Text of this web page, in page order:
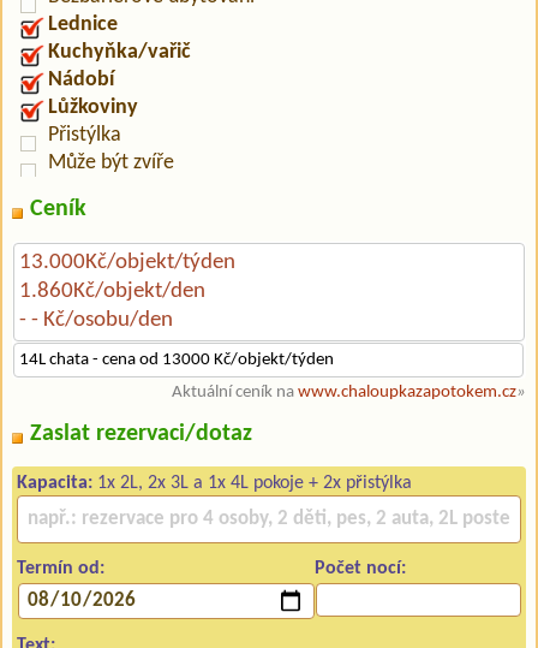
Lednice
Kuchyňka/vařič
Nádobí
Lůžkoviny
Přistýlka
Může být zvíře
Ceník
13.000Kč/objekt/týden
1.860Kč/objekt/den
- - Kč/osobu/den
14L chata - cena od 13000 Kč/objekt/týden
Aktuální ceník na www.chaloupkazapotokem.cz»
Zaslat rezervaci/dotaz
Kapacita: 1x 2L, 2x 3L a 1x 4L pokoje + 2x přistýlka
Termín od: Počet nocí: